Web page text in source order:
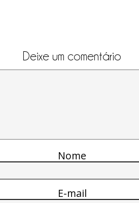
Deixe um comentário
Nome
E-mail